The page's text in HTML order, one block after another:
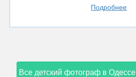
Подробнее
Все детский фотограф в Одессе